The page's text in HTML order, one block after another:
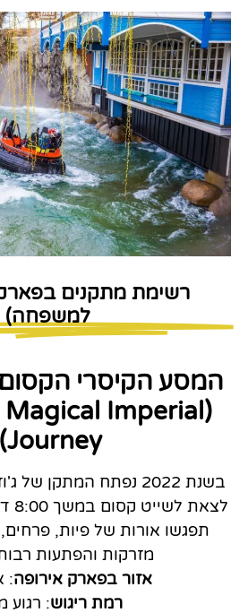
רשימת מתקנים
למשפחה)
המסע הקיסרי הקסום
Magical Imperial
Journey).
בשנת 2022 נפתח המתקן
תפגשו אורות של פיות, פרחים,
מזרקות והפתעות
אזור בפארק אירופה:
רמת ריגוש: רגוע